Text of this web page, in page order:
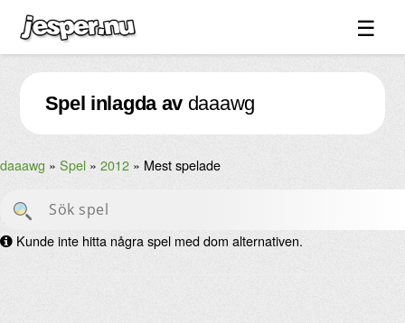
☰
Spel ↓
Bilder ↓
Forum ↓
Länkar
Videos
Blandat ↓
Spel inlagda av daaawg
daaawg Spel 2012 Mest spelade
Kunde inte hitta några spel med dom alternativen.